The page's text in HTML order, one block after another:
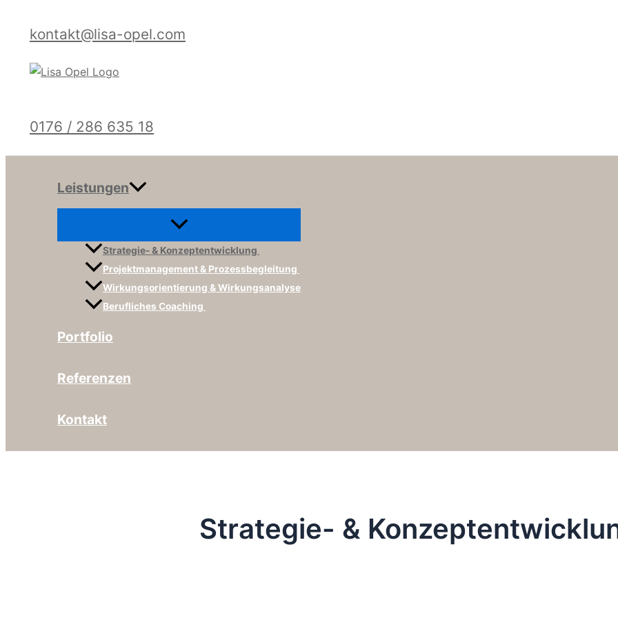
Inhalt
springen
kontakt@lisa-opel.com
0176 / 286 635 18
Leistungen
Strategie- & Konzeptentwicklung
Projektmanagement & Prozessbegleitung
Wirkungsorientierung & Wirkungsanalyse
Berufliches Coaching
Portfolio
Referenzen
Kontakt
Strategie- &